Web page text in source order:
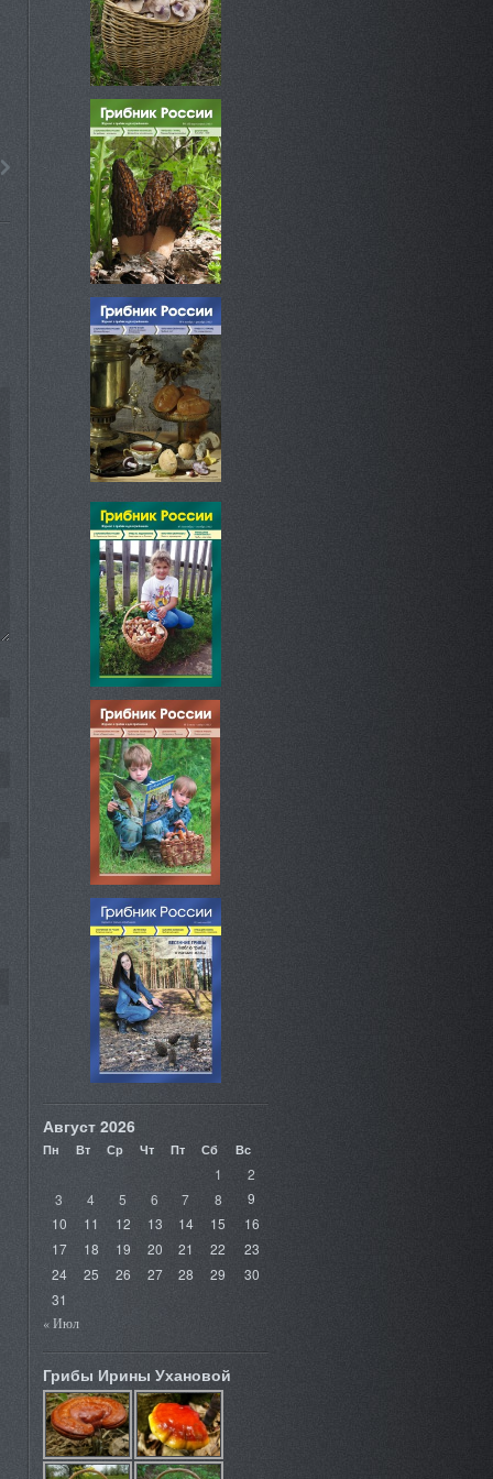
Август 2026
Пн Вт Ср Чт Пт Сб Вс
1
2
3
4 5 6 7 8
9
10
11 12 13 14 15
16
17
18 19 20 21 22
23
24
25 26 27 28 29
30
31
« Июл
Грибы Ирины Ухановой